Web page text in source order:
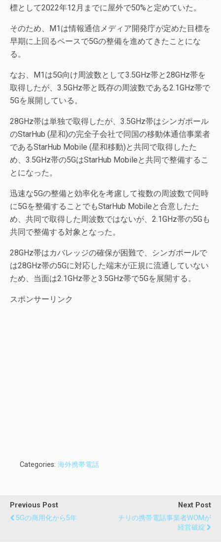
標として2022年12月までに屋外で50%と定めていた。
そのため、M1は情報通信メディア開発庁が定めた目標を
早期に上回るペースで5Gの整備を進めてきたことにな
る。
なお、M1は5G向け周波数として3.5GHz帯と28GHz帯を
取得したが、3.5GHz帯と既存の周波数である2.1GHz帯で
5Gを展開している。
28GHz帯は単独で取得したが、3.5GHz帯はシンガポール
のStarHub (星和)の完全子会社で同国の移動体通信事業者
であるStarHub Mobile (星和移動)と共同で取得したた
め、3.5GHz帯の5GはStarHub Mobileと共同で整備するこ
とになった。
迅速な5Gの整備と効率化を考慮して複数の周波数で同時
に5Gを整備することでもStarHub Mobileと合意したた
め、共同で取得した周波数ではないが、2.1GHz帯の5Gも
共同で整備する対象となった。
28GHz帯はカバレッジの確保が困難で、シンガポールで
は28GHz帯の5Gに対応した端末が正規に流通していない
ため、当面は2.1GHz帯と3.5GHz帯で5Gを展開する。
スポンサーリンク
Categories: 海外携帯電話
Previous Post
5Gの商用化から5年
Next Post
チリの携帯電話事業者WOMが
経営破綻